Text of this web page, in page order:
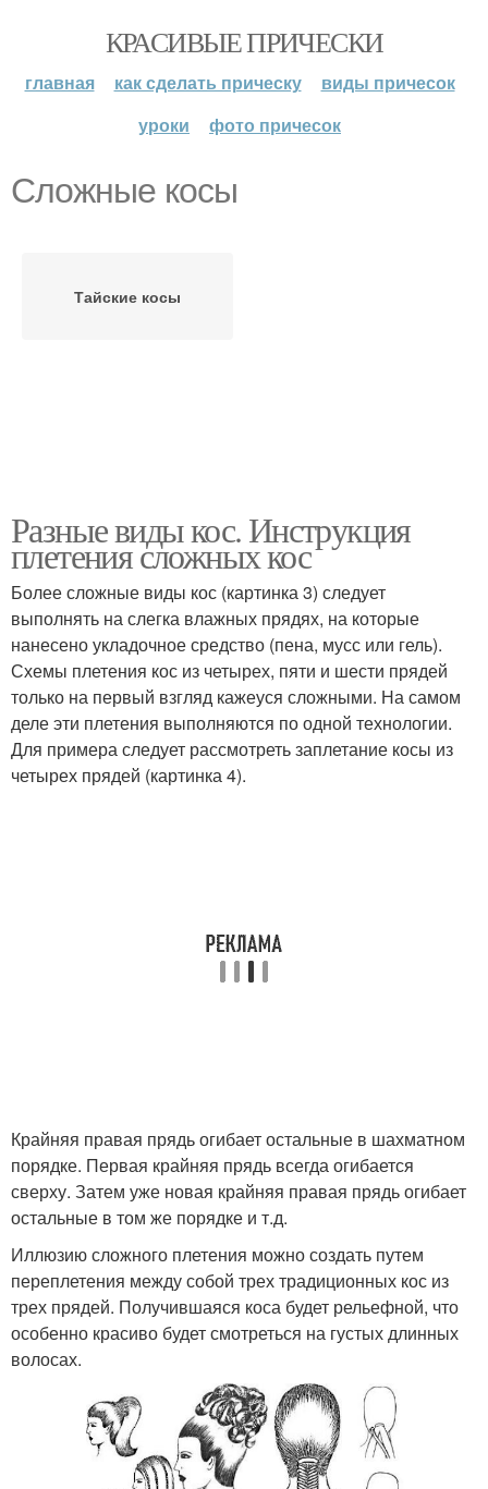
КРАСИВЫЕ ПРИЧЕСКИ
главная как сделать прическу
виды причесок
уроки
фото причесок
Сложные косы
Тайские косы
Разные виды кос. Инструкция
плетения сложных кос
Более сложные виды кос (картинка 3) следует
выполнять на слегка влажных прядях, на которые
нанесено укладочное средство (пена, мусс или гель).
Схемы плетения кос из четырех, пяти и шести прядей
только на первый взгляд кажеуся сложными. На самом
деле эти плетения выпол­няются по одной технологии.
Для примера следует рассмотреть заплетание косы из
четырех прядей (картинка 4).
Крайняя правая прядь огибает остальные в шахматном
порядке. Первая край­няя прядь всегда огибается
сверху. Затем уже новая крайняя правая прядь огиба­ет
остальные в том же порядке и т.д.
Иллюзию сложного плетения можно создать путем
переплетения между собой трех традиционных кос из
трех прядей. Получившаяся коса будет рельефной, что
особенно красиво будет смотреться на густых длинных
волосах.